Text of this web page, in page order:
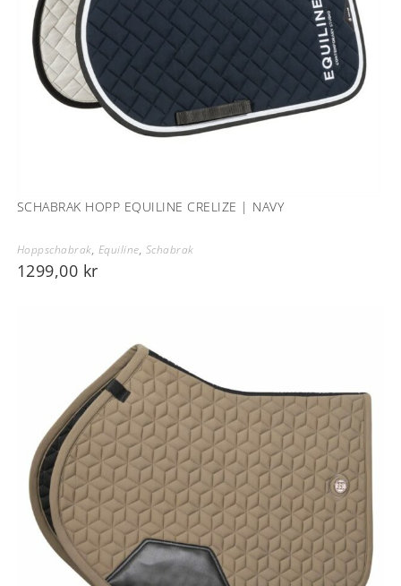
SCHABRAK HOPP EQUILINE CRELIZE | NAVY
Hoppschabrak, Equiline, Schabrak
1299,00 kr